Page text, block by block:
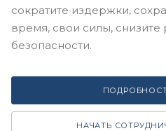
сократите издержки,
время, свои силы, снизите
безопасности.
НАЧАТЬ